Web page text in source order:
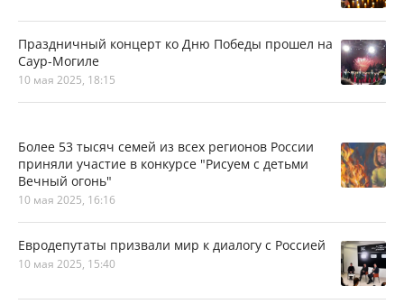
Праздничный концерт ко Дню Победы прошел на
Саур-Могиле
10 мая 2025, 18:15
Более 53 тысяч семей из всех регионов России
приняли участие в конкурсе "Рисуем с детьми
Вечный огонь"
10 мая 2025, 16:16
Евродепутаты призвали мир к диалогу с Россией
10 мая 2025, 15:40